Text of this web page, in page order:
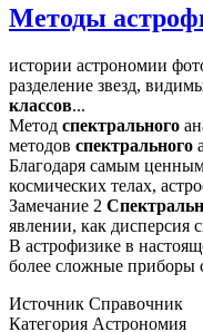
Методы
истории астрономии
разделение звезд,
классов...
Метод спектрального
методов спектрального
Благодаря самым
космических телах,
Замечание 2
явлении, как дисперсия
В астрофизике в
более сложные приборы
Источник Справочник
Категория Астрономия